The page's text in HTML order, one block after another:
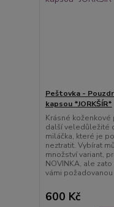
Peštovka -
kapsou *JORKŠÍR*
Krásné koženkové
další veledůležité
miláčka, které je
neztratit. Vybírat
množství variant,
NOVINKA, ale
vámi požadovanou
600 Kč